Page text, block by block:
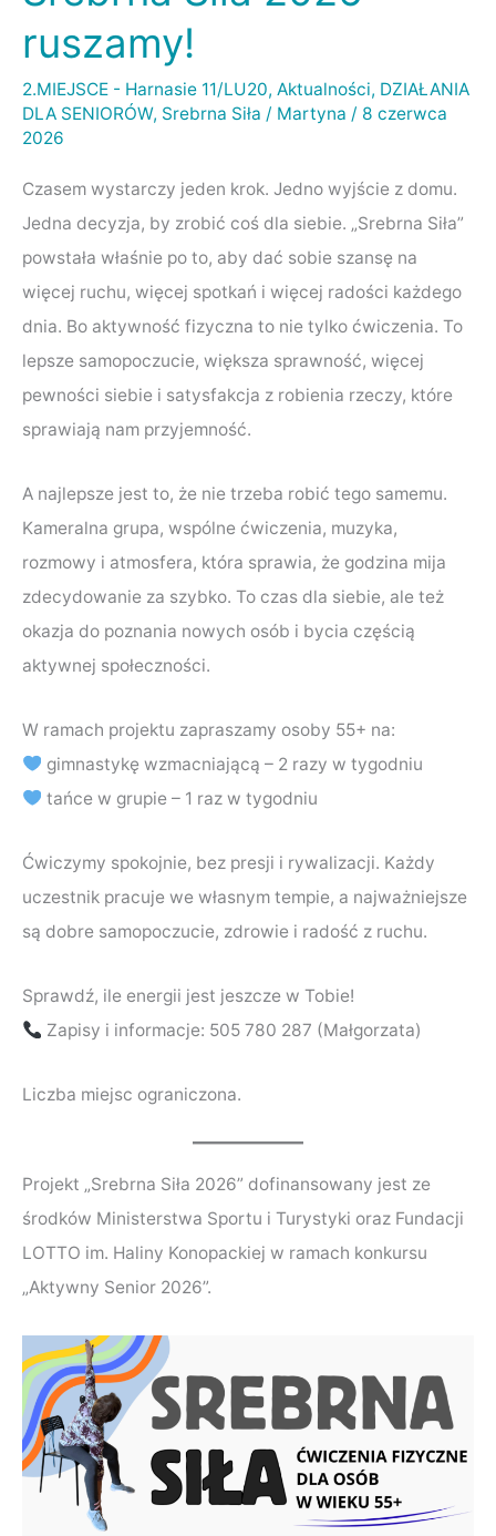
ruszamy!
2.MIEJSCE - Harnasie 11/LU20, Aktualności, DZIAŁANIA
DLA SENIORÓW, Srebrna Siła / Martyna / 8 czerwca
2026
Czasem wystarczy jeden krok. Jedno wyjście z domu.
Jedna decyzja, by zrobić coś dla siebie. „Srebrna Siła”
powstała właśnie po to, aby dać sobie szansę na
więcej ruchu, więcej spotkań i więcej radości każdego
dnia. Bo aktywność fizyczna to nie tylko ćwiczenia. To
lepsze samopoczucie, większa sprawność, więcej
pewności siebie i satysfakcja z robienia rzeczy, które
sprawiają nam przyjemność.
A najlepsze jest to, że nie trzeba robić tego samemu.
Kameralna grupa, wspólne ćwiczenia, muzyka,
rozmowy i atmosfera, która sprawia, że godzina mija
zdecydowanie za szybko. To czas dla siebie, ale też
okazja do poznania nowych osób i bycia częścią
aktywnej społeczności.
W ramach projektu zapraszamy osoby 55+ na:
gimnastykę wzmacniającą – 2 razy w tygodniu
tańce w grupie – 1 raz w tygodniu
Ćwiczymy spokojnie, bez presji i rywalizacji. Każdy
uczestnik pracuje we własnym tempie, a najważniejsze
są dobre samopoczucie, zdrowie i radość z ruchu.
Sprawdź, ile energii jest jeszcze w Tobie!
Zapisy i informacje: 505 780 287 (Małgorzata)
Liczba miejsc ograniczona.
Projekt „Srebrna Siła 2026” dofinansowany jest ze
środków Ministerstwa Sportu i Turystyki oraz Fundacji
LOTTO im. Haliny Konopackiej w ramach konkursu
„Aktywny Senior 2026”.
2026
–
ruszamy!